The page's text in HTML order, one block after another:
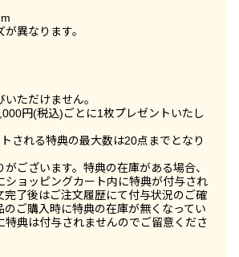
異なります。
ただけません。
円(税込)ごとに1枚プレゼントいたし
される特典の最大数は20点までとなり
ございます。特典の在庫がある場合、
ショッピングカート内に特典が付与され
完了後はご注文履歴にて付与状況のご確
のご購入時に特典の在庫が無くなってい
特典は付与されませんのでご留意くださ